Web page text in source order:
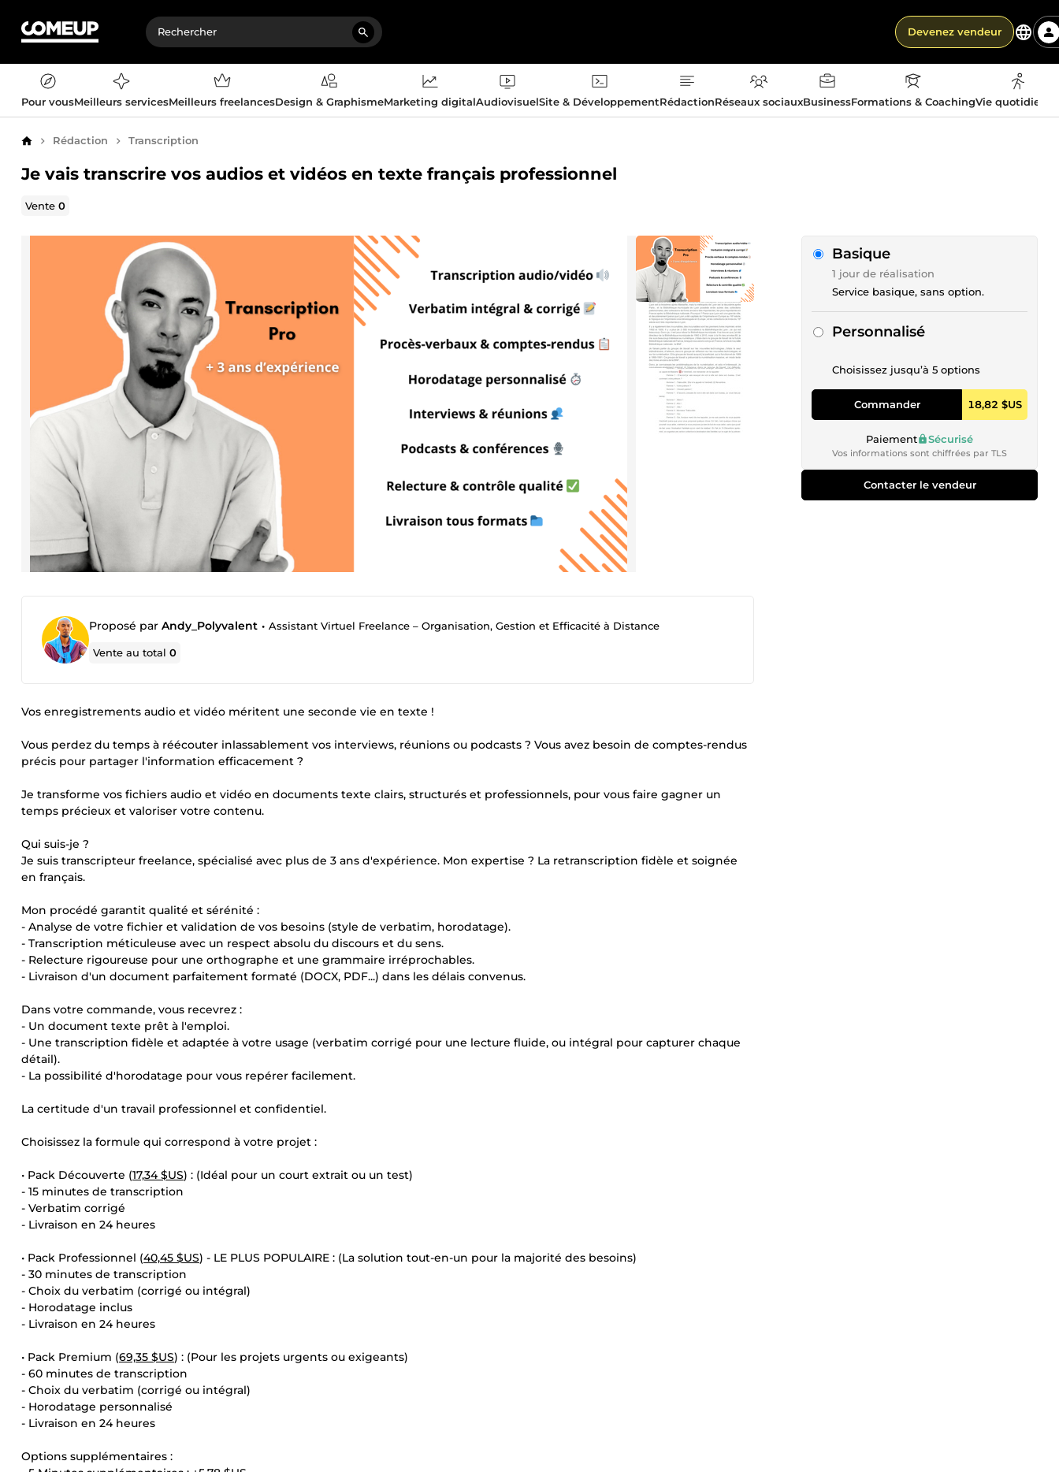
Devenez vendeur
Pour vousMeilleurs servicesMeilleurs freelancesDesign & GraphismeMarketing digitalAudiovisuelSite & DéveloppementRédactionRéseaux sociauxBusinessFormations & CoachingVie
AccueilRédaction Transcription
Je vais transcrire vos audios et vidéos en texte français professionnel
Vente0
Proposé par Andy_Polyvalent • Assistant Virtuel Freelance – Organisation, Gestion et Efficacité à Distance
Vente au total0
Vos enregistrements audio et vidéo méritent une seconde vie en texte !
Vous perdez du temps à réécouter inlassablement vos interviews, réunions ou podcasts ? Vous avez besoin de comptes-rendus
précis pour partager l'information efficacement ?
Je transforme vos fichiers audio et vidéo en documents texte clairs, structurés et professionnels, pour vous faire gagner un
temps précieux et valoriser votre contenu.
Qui suis-je ?
Je suis transcripteur freelance, spécialisé avec plus de 3 ans d'expérience. Mon expertise ? La retranscription fidèle et soignée
en français.
Mon procédé garantit qualité et sérénité :
- Analyse de votre fichier et validation de vos besoins (style de verbatim, horodatage).
- Transcription méticuleuse avec un respect absolu du discours et du sens.
- Relecture rigoureuse pour une orthographe et une grammaire irréprochables.
- Livraison d'un document parfaitement formaté (DOCX, PDF...) dans les délais convenus.
Dans votre commande, vous recevrez :
- Un document texte prêt à l'emploi.
- Une transcription fidèle et adaptée à votre usage (verbatim corrigé pour une lecture fluide, ou intégral pour capturer chaque
détail).
- La possibilité d'horodatage pour vous repérer facilement.
La certitude d'un travail professionnel et confidentiel.
Choisissez la formule qui correspond à votre projet :
• Pack Découverte (17,34 $US) : (Idéal pour un court extrait ou un test)
- 15 minutes de transcription
- Verbatim corrigé
- Livraison en 24 heures
• Pack Professionnel (40,45 $US) - LE PLUS POPULAIRE : (La solution tout-en-un pour la majorité des besoins)
- 30 minutes de transcription
- Choix du verbatim (corrigé ou intégral)
- Horodatage inclus
- Livraison en 24 heures
• Pack Premium (69,35 $US) : (Pour les projets urgents ou exigeants)
- 60 minutes de transcription
- Choix du verbatim (corrigé ou intégral)
- Horodatage personnalisé
- Livraison en 24 heures
Options supplémentaires :
Basique
1 jour de réalisation
Service basique, sans option.
Personnalisé
Choisissez jusqu’à 5 options
Commander 18,82 $US
Paiement Sécurisé
Vos informations sont chiffrées par TLS
Contacter le vendeur